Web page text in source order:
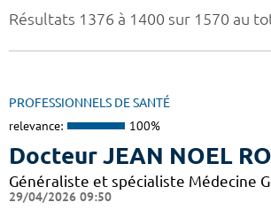
Résultats 1376 à 1400 sur 1570 au
PROFESSIONNELS DE SANTÉ
relevance: 100%
Docteur JEAN NOEL
Généraliste et spécialiste Médecine
29/04/2026 09:50